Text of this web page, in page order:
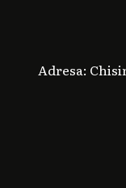
Adresa: